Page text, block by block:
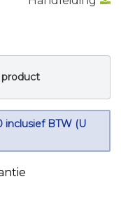
product
inclusief BTW (U